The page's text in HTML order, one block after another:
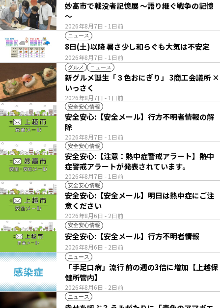
2026年8月7日 - 1日前
妙高市で戦没者記憶展 ～語り継ぐ戦争の記憶
～
ニュース
2026年8月7日 - 1日前
8日(土)以降 暑さ少し和らぐも大気は不安定
グルメ ニュース
2026年8月7日 - 1日前
新グルメ誕生「３色おにぎり」 3商工会議所 ×
いっさく
安全安心情報
2026年8月7日 - 1日前
安全安心:【安全メール】行方不明者情報の解
除
安全安心情報
2026年8月7日 - 1日前
安全安心:【注意：熱中症警戒アラート】熱中
症警戒アラートが発表されています。
安全安心情報
2026年8月6日 - 2日前
安全安心:【安全メール】明日は熱中症にご注
意ください
安全安心情報
2026年8月6日 - 2日前
安全安心:【安全メール】行方不明者情報
ニュース
2026年8月6日 - 2日前
「手足口病」流行 前の週の3倍に増加【上越保
健所管内】
ニュース